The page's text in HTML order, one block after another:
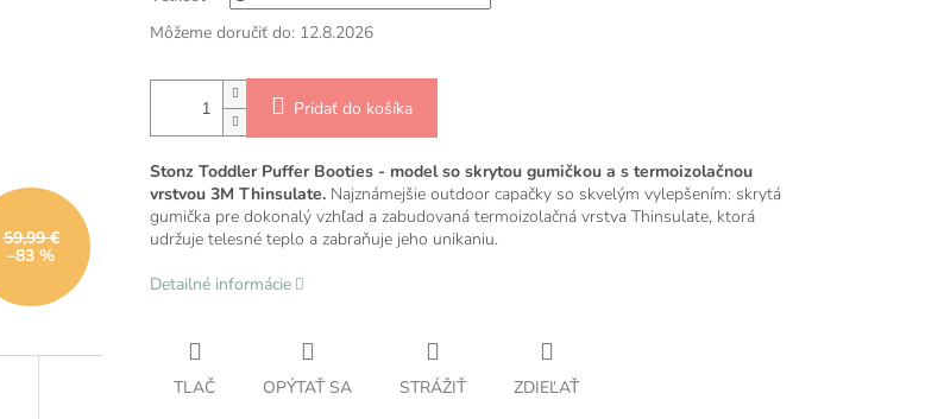
59,99 €
–83 %
Môžeme doručiť do: 12.8.2026
Pridať do košíka
Stonz Toddler Puffer Booties - model so skrytou gumičkou a s termoizolačnou
vrstvou 3M Thinsulate. Najznámejšie outdoor capačky so skvelým vylepšením: skrytá
gumička pre dokonalý vzhľad a zabudovaná termoizolačná vrstva Thinsulate, ktorá
udržuje telesné teplo a zabraňuje jeho unikaniu.
Detailné informácie
TLAČ OPÝTAŤ SA STRÁŽIŤ ZDIEĽAŤ